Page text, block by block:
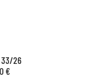
33/26
€